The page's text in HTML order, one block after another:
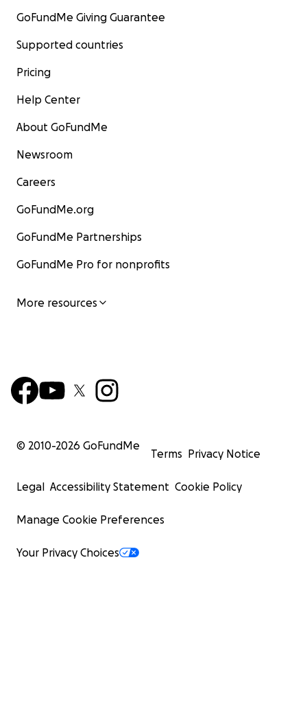
GoFundMe Giving Guarantee
Supported countries
Pricing
Help Center
About GoFundMe
Newsroom
Careers
GoFundMe.org
GoFundMe Partnerships
GoFundMe Pro for nonprofits
More resources
© 2010-2026 GoFundMe
Terms Privacy Notice
Legal Accessibility Statement Cookie Policy
Manage Cookie Preferences
Your Privacy Choices